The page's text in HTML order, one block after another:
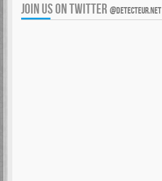
JOIN US ON TWITTER @DETECTEUR.NET